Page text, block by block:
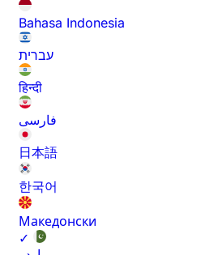
Bahasa Indonesia
עברית
हिन्दी
فارسی
日本語
한국어
Македонски
✓